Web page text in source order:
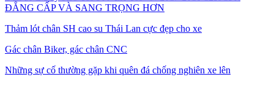
ĐẲNG CẤP VÀ SANG TRỌNG HƠN
Thảm lót chân SH cao su Thái Lan cực đẹp cho xe
Gác chân Biker, gác chân CNC
Những sự cố thường gặp khi quên đá chống nghiên xe lên